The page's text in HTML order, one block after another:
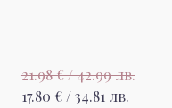
21.98 € / 42.99 лв.
17.80 € / 34.81 лв.